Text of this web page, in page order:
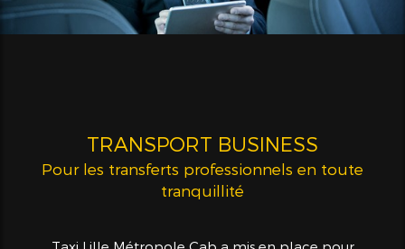
TRANSPORT BUSINESS
Pour les transferts professionnels en toute
tranquillité